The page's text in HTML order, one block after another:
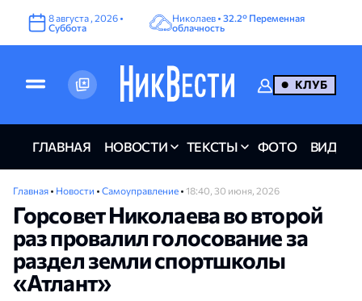
8августа ,2026 •
Суббота
Николаев •32.2° Переменная
облачность
КЛУБ
ГЛАВНАЯ НОВОСТИ ТЕКСТЫ ФОТО ВИДЕО
Главная • Новости • Самоуправление • 18:40, 30 июня, 2026
Горсовет Николаева во второй
раз провалил голосование за
раздел земли спортшколы
«Атлант»